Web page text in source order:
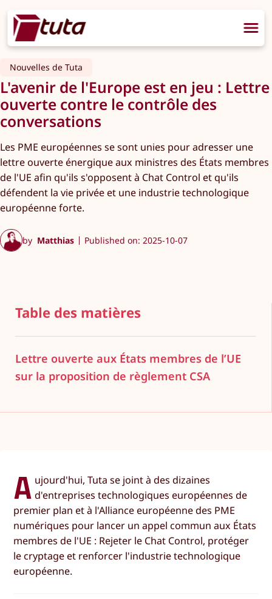
Nouvelles de Tuta
L'avenir de l'Europe est en jeu : Lettre
ouverte contre le contrôle des
conversations
Les PME européennes se sont unies pour adresser une
lettre ouverte énergique aux ministres des États membres
de l'UE afin qu'ils s'opposent à Chat Control et qu'ils
défendent la vie privée et une industrie technologique
européenne forte.
by Matthias Published on: 2025-10-07
Table des matières
Lettre ouverte aux États membres de l’UE
sur la proposition de règlement CSA
A ujourd'hui, Tuta se joint à des dizaines
d'entreprises technologiques européennes de
premier plan et à l'Alliance européenne des PME
numériques pour lancer un appel commun aux États
membres de l'UE : Rejeter le Chat Control, protéger
le cryptage et renforcer l'industrie technologique
européenne.